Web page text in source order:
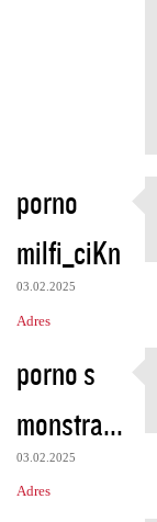
porno
milfi_ciKn
03.02.2025
Adres
porno s
monstra...
03.02.2025
Adres